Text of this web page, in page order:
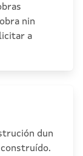
nin
a
dun